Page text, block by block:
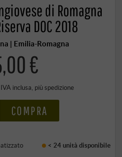
di Romagna
DOC 2018
| Emilia-Romagna
€
IVA inclusa, più spedizione
COMPRA
< 24 unità disponibile